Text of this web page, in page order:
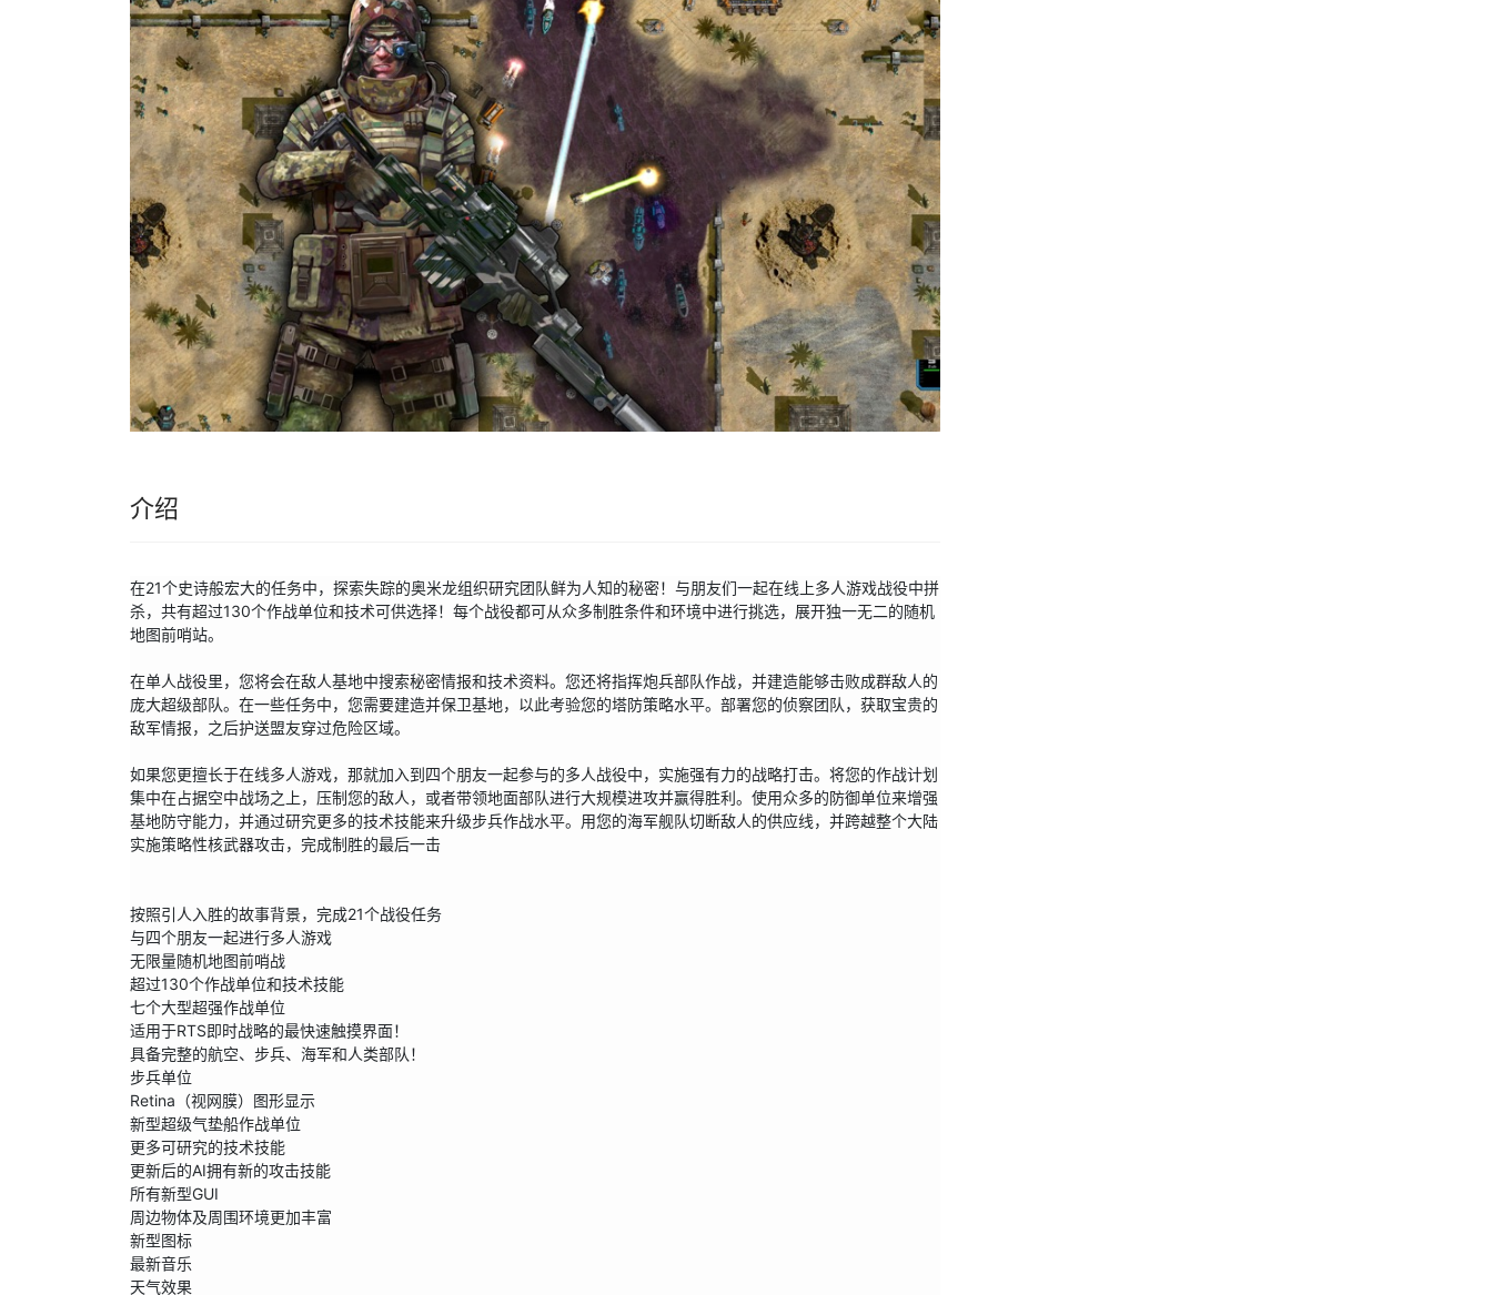
介绍
在21个史诗般宏大的任务中，探索失踪的奥米龙组织研究团队鲜为人知的秘密！与朋友们一起在线上多人游戏战役中拼
杀，共有超过130个作战单位和技术可供选择！每个战役都可从众多制胜条件和环境中进行挑选，展开独一无二的随机
地图前哨站。
在单人战役里，您将会在敌人基地中搜索秘密情报和技术资料。您还将指挥炮兵部队作战，并建造能够击败成群敌人的
庞大超级部队。在一些任务中，您需要建造并保卫基地，以此考验您的塔防策略水平。部署您的侦察团队，获取宝贵的
敌军情报，之后护送盟友穿过危险区域。
如果您更擅长于在线多人游戏，那就加入到四个朋友一起参与的多人战役中，实施强有力的战略打击。将您的作战计划
集中在占据空中战场之上，压制您的敌人，或者带领地面部队进行大规模进攻并赢得胜利。使用众多的防御单位来增强
基地防守能力，并通过研究更多的技术技能来升级步兵作战水平。用您的海军舰队切断敌人的供应线，并跨越整个大陆
实施策略性核武器攻击，完成制胜的最后一击
按照引人入胜的故事背景，完成21个战役任务
与四个朋友一起进行多人游戏
无限量随机地图前哨战
超过130个作战单位和技术技能
七个大型超强作战单位
适用于RTS即时战略的最快速触摸界面！
具备完整的航空、步兵、海军和人类部队！
步兵单位
Retina（视网膜）图形显示
新型超级气垫船作战单位
更多可研究的技术技能
更新后的AI拥有新的攻击技能
所有新型GUI
周边物体及周围环境更加丰富
新型图标
最新音乐
天气效果